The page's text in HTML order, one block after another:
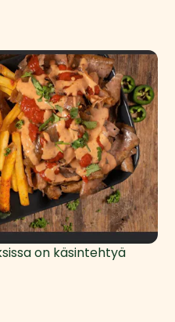
on käsintehtyä